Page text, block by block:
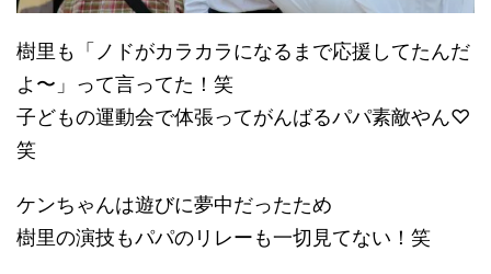
樹里も「ノドがカラカラになるまで応援してたんだ
よ〜」って言ってた！笑
子どもの運動会で体張ってがんばるパパ素敵やん♡
笑
ケンちゃんは遊びに夢中だったため
樹里の演技もパパのリレーも一切見てない！笑